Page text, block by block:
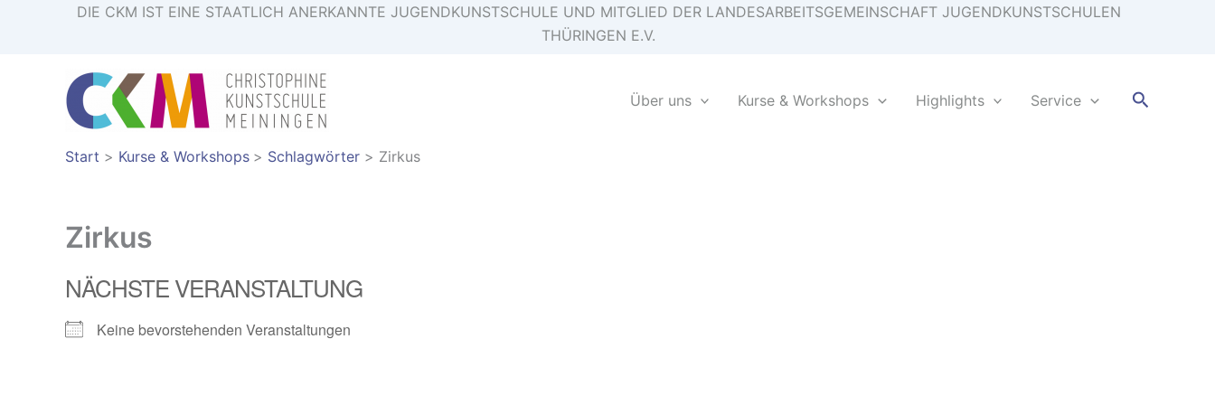
DIE CKM IST EINE STAATLICH ANERKANNTE JUGENDKUNSTSCHULE UND MITGLIED DER LANDESARBEITSGEMEINSCHAFT JUGENDKUNSTSCHULEN
THÜRINGEN E.V.
Über uns Kurse & Workshops Highlights Service Suchen
Start Kurse & Workshops Schlagwörter Zirkus
Zirkus
NÄCHSTE VERANSTALTUNG
Keine bevorstehenden Veranstaltungen